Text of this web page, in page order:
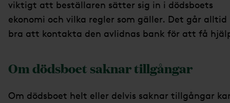
viktigt att beställaren sätter sig in i dödsboets
ekonomi och vilka regler som gäller. Det går alltid
bra att kontakta den avlidnas bank för att få
Om dödsboet saknar tillgångar
Om dödsboet helt eller delvis saknar tillgångar